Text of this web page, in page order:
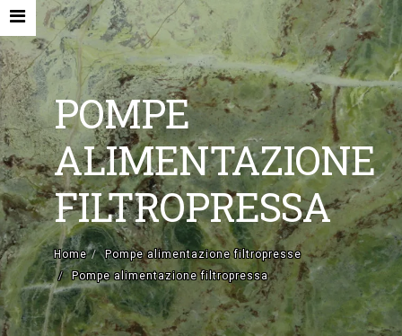
HOME
AZIENDA
MACCHINE NUOVE E ACCESSORI
MACCHINE USATE
CONTATTI
POMPE
ALIMENTAZIONE
FILTROPRESSA
Home
Pompe alimentazione filtropresse
Pompe alimentazione filtropressa